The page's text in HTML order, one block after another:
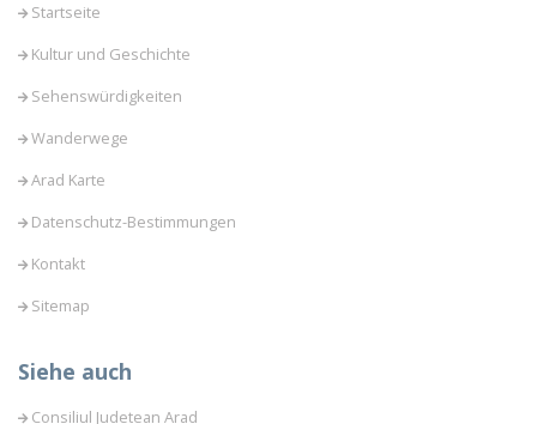
Startseite
Kultur und Geschichte
Sehenswürdigkeiten
Wanderwege
Arad Karte
Datenschutz-Bestimmungen
Kontakt
Sitemap
Siehe auch
Consiliul Judetean Arad